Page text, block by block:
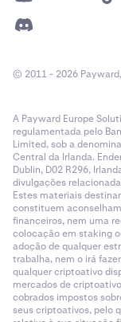
estão
podem
Trailing
• Reduce
reduzem
• Sound
sonoras
• Etiquetas
ordem
© 2011 - 2026
A Payward Europe
regulamentada pelo
Limited, sob a
Central da Irlanda.
Dublin, D02 R296,
divulgações
Estes materiais
constituem
financeiros, nem uma
colocação em staking
adoção de qualquer
trabalha, nem o irá
qualquer criptoativo
mercados de
cobrados impostos
seus criptoativos, pelo